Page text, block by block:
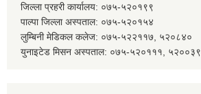
जिल्ला प्रहरी कार्यालय: ०७५-५२०१९९
पाल्पा जिल्ला अस्पताल: ०७५-५२०१५४
लुम्बिनी मेडिकल कलेज: ०७५-५२२११७, ५२०८४०
युनाइटेड मिसन अस्पताल: ०७५-५२०१११, ५२००३९